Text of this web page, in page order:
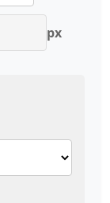
px